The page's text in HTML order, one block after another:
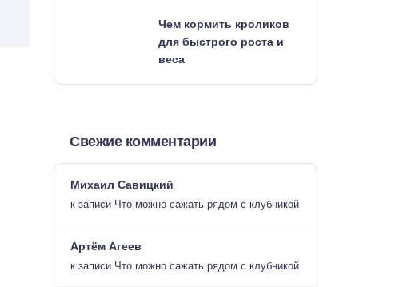
Чем кормить кроликов
для быстрого роста и
веса
Свежие комментарии
Михаил Савицкий
к записи Что можно сажать рядом с клубникой
Артём Агеев
к записи Что можно сажать рядом с клубникой